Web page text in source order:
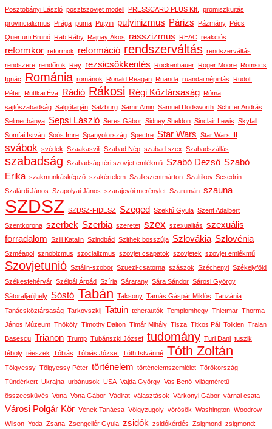
Posztobányi László posztszovjet modell PRESSCARD PLUS Kft.
promiszkuitás
provincializmus
Prága puma Putyin putyinizmus Párizs Pázmány
Pécs
Querfurti Brunó
Rab Ráby Rajnay Ákos rasszizmus REAC reakciós
reformkor reformok reformáció rendszerváltás rendszerváltás
rendszere rendőrök Rey rezsicsökkentés Rockenbauer Roger Moore
Romsics
Ignác
Románia románok Ronald Reagan Ruanda ruandai népirtás
Rudolf
Péter
Ruttkai Éva Rádió Rákosi Régi Köztársaság
Róma
sajtószabadság Salgótarján Salzburg Samir Amin Samuel Dodsworth Schiffer András
Selmecbánya Sepsi László Seres Gábor Sidney Sheldon Sinclair Lewis Skyfall
Somfai István Soós Imre Spanyolország Spectre Star Wars Star Wars III
svábok svédek Szaakasvili Szabad Nép szabad szex Szabadszállás
szabadság Szabadság téri szovjet emlékmű Szabó Dezső Szabó
Erika szakmunkásképző szakértelem Szalkszentmárton Szaltikov-Scsedrin
Szalárdi János Szapolyai János szarajevói merénylet Szarumán szauna
SZDSZ SZDSZ-FIDESZ Szeged Szekfű Gyula Szent Adalbert
Szentkorona szerbek Szerbia szeretet szex szexualitás szexuális
forradalom Szili Katalin Szindbád Szithek bosszúja Szlovákia Szlovénia
Szméagol sznobizmus szocializmus szovjet csapatok szovjetek szovjet emlékmű
Szovjetunió Sztálin-szobor Szuezi-csatorna szászok Széchenyi Székelyföld
Székesfehérvár Szélpál Árpád Szíria Sárarany Sára Sándor Sárosi György
Sátoraljaújhely Sóstó Tabán Taksony Tamás Gáspár Miklós Tanzánia
Tanácsköztársaság Tarkovszkij Tatuin teherautók Templomhegy Thietmar Thorma
János Múzeum Thököly Timothy Dalton Timár Mihály Tisza Titkos Pál Tolkien Traian
Basescu Trianon Trump Tubánszki József tudomány Turi Dani tuszik
téboly téeszek Tóbiás Tóbiás József Tóth Istvánné Tóth Zoltán
Tölgyessy Tölgyessy Péter történelem történelemszemlélet Törökország
Tündérkert Ukrajna urbánusok USA Vajda György Vas Benő világméretű
összeesküvés Vona Vona Gábor Vádirat választások Várkonyi Gábor várnai csata
Városi Polgár Kör Vének Tanácsa Völgyzugoly vörösök Washington Woodrow
Wilson Yoda Zsana Zsengellér Gyula zsidók zsidókérdés Zsigmond zsigmond: